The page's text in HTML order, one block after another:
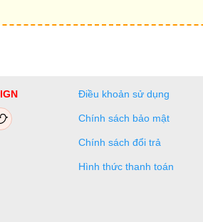
Điều khoản sử dụng
Chính sách bảo mật
Chính sách đổi trả
Hình thức thanh toán